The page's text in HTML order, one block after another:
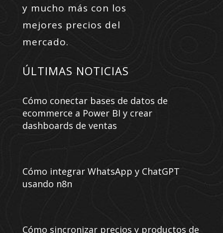
y mucho más con los
mejores precios del
mercado.
ÚLTIMAS NOTICIAS
Cómo conectar bases de datos de
ecommerce a Power BI y crear
dashboards de ventas
Cómo integrar WhatsApp y ChatGPT
usando n8n
Cómo sincronizar precios y productos de